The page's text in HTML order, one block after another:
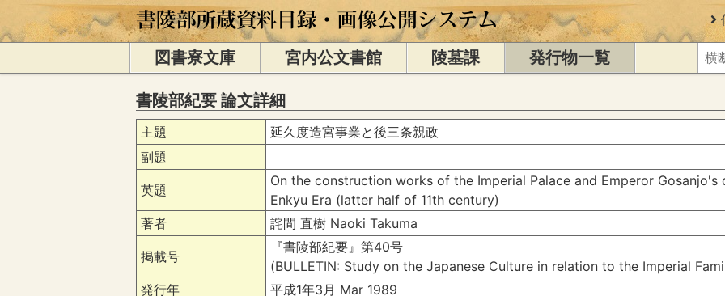
図書寮文庫 宮内公文書館 陵墓課 発行物一覧
書陵部紀要 論文詳細
主題
延久度造宮事業と後三条親政
副題
英題
On the construction works of the Imperial Palace and Emperor
Enkyu Era (latter half of 11th century)
著者
詫間 直樹 Naoki Takuma
掲載号
『書陵部紀要』第40号
(BULLETIN: Study on the Japanese Culture in relation to the Imperial
発行年
平成1年3月 Mar 1989